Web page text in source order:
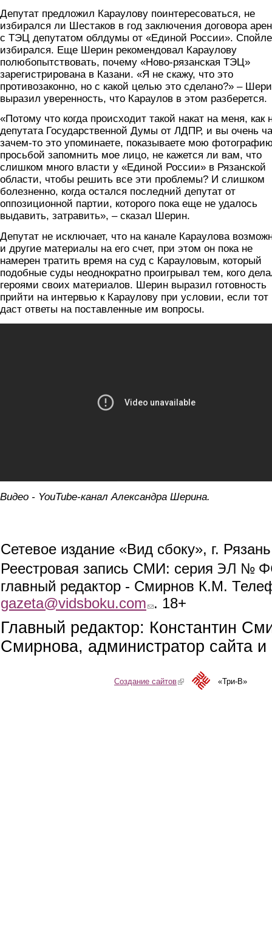
Депутат предложил Караулову поинтересоваться, не
избирался ли Шестаков в год заключения договора
с ТЭЦ депутатом облдумы от «Единой России».
избирался. Еще Шерин рекомендовал Караулову
полюбопытствовать, почему «Ново-рязанская ТЭЦ»
зарегистрирована в Казани. «Я не скажу, что это
противозаконно, но с какой целью это сделано?» –
выразил уверенность, что Караулов в этом разберется.
«Потому что когда происходит такой накат на меня, как
депутата Государственной Думы от ЛДПР, и вы очень
зачем-то это упоминаете, показываете мою
просьбой запомнить мое лицо, не кажется ли вам, что
слишком много власти у «Единой России» в Рязанской
области, чтобы решить все эти проблемы? И слишком
болезненно, когда остался последний депутат от
оппозиционной партии, которого пока еще не удалось
выдавить, затравить», – сказал Шерин.
Депутат не исключает, что на канале Караулова
и другие материалы на его счет, при этом он пока не
намерен тратить время на суд с Карауловым, который
подобные суды неоднократно проигрывал тем, кого
героями своих материалов. Шерин выразил готовность
прийти на интервью к Караулову при условии, если тот
даст ответы на поставленные им вопросы.
Видео - YouTube-канал Александра Шерина.
Сетевое издание «Вид сбоку», г.
Реестровая запись СМИ: серия ЭЛ №
главный редактор - Смирнов К.М.
gazeta@vidsboku.com (link sends e-mail)
. 18+
Главный редактор: Константин
Смирнова, администратор сайта
Создание сайтов(link is external)«Три-В»